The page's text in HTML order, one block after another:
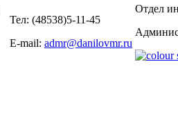
Тел: (48538)5-11-45
E-mail: admr@danilovmr.ru
Отдел